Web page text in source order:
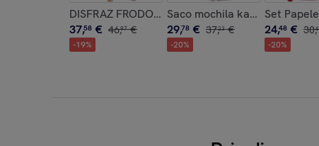
DISFRAZ FRODO BAGGINS DELUXE INF
37,58 € 46,97 €
-19%
Saco mochila kappa "silver
29,78 € 37,23 €
-20%
Set
24,48 € 30,
-20%